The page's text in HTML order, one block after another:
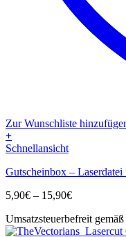
Zur Wunschliste
+
Dieses
weist
Varianten
Die
Optionen
Schnellansicht
Gutscheinbox –
5,90€ – 15,90€Preisspanne:
bis
15,90€
Umsatzsteuerbefreit